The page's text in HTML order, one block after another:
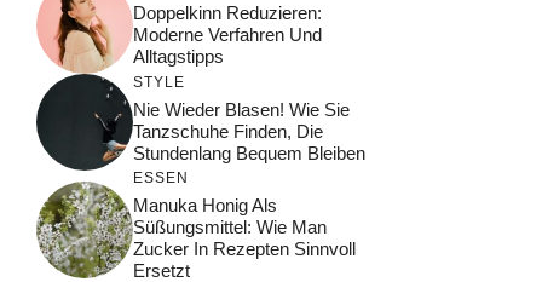
Doppelkinn Reduzieren:
Moderne Verfahren Und
Alltagstipps
STYLE
Nie Wieder Blasen! Wie Sie
Tanzschuhe Finden, Die
Stundenlang Bequem Bleiben
ESSEN
Manuka Honig Als
Süßungsmittel: Wie Man
Zucker In Rezepten Sinnvoll
Ersetzt